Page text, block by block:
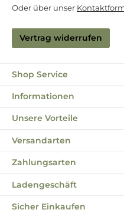
Oder über unser
Vertrag widerrufen
Shop Service
Informationen
Unsere Vorteile
Versandarten
Zahlungsarten
Ladengeschäft
Sicher Einkaufen